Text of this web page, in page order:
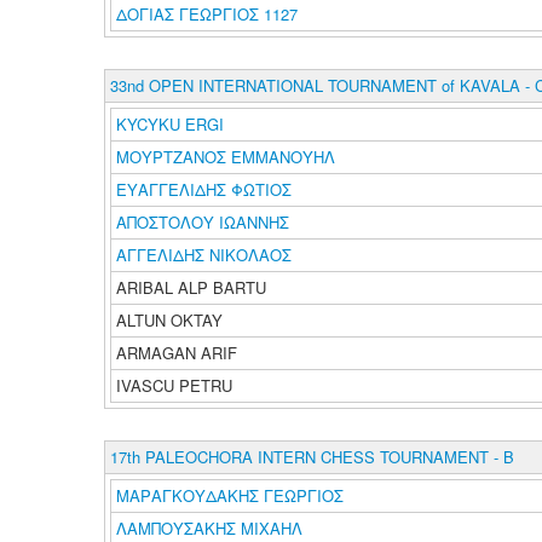
ΔΟΓΙΑΣ ΓΕΩΡΓΙΟΣ 1127
33nd OPEN INTERNATIONAL TOURNAMENT of KAVALA -
KYCYKU ERGI
ΜΟΥΡΤΖΑΝΟΣ ΕΜΜΑΝΟΥΗΛ
ΕΥΑΓΓΕΛΙΔΗΣ ΦΩΤΙΟΣ
ΑΠΟΣΤΟΛΟΥ ΙΩΑΝΝΗΣ
ΑΓΓΕΛΙΔΗΣ ΝΙΚΟΛΑΟΣ
ARIBAL ALP BARTU
ALTUN OKTAY
ARMAGAN ARIF
IVASCU PETRU
17th PALEOCHORA INTERN CHESS TOURNAMENT - B
ΜΑΡΑΓΚΟΥΔΑΚΗΣ ΓΕΩΡΓΙΟΣ
ΛΑΜΠΟΥΣΑΚΗΣ ΜΙΧΑΗΛ